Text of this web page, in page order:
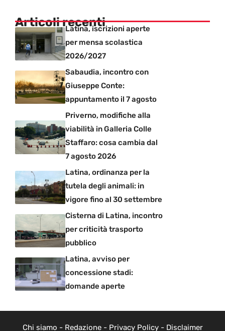
Articoli recentiLatina, iscrizioni aperte
per mensa scolastica
2026/2027
Sabaudia, incontro con
Giuseppe Conte:
appuntamento il 7 agosto
Priverno, modifiche alla
viabilità in Galleria Colle
Staffaro: cosa cambia dal
7 agosto 2026
Latina, ordinanza per la
tutela degli animali: in
vigore fino al 30 settembre
Cisterna di Latina, incontro
per criticità trasporto
pubblico
Latina, avviso per
concessione stadi:
domande aperte
Chi siamo - Redazione- Privacy Policy- Disclaimer